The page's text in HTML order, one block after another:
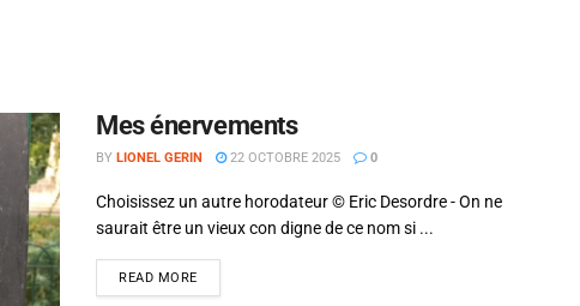
Mes énervements
BY LIONEL GERIN 22 OCTOBRE 2025 0
Choisissez un autre horodateur © Eric Desordre - On ne
saurait être un vieux con digne de ce nom si ...
READ MORE